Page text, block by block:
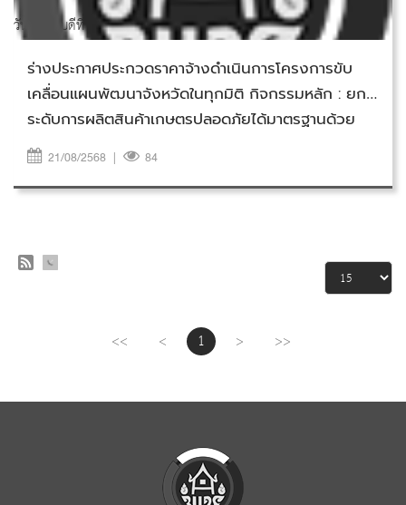
วันพฤหัสบดีที่ 21 สิงหาคม 2568
ร่างประกาศประกวดราคาจ้างดำเนินการโครงการขับ
เคลื่อนแผนพัฒนาจังหวัดในทุกมิติ กิจกรรมหลัก : ยก
ระดับการผลิตสินค้าเกษตรปลอดภัยได้มาตรฐานด้วย
แนวทาง BCG Model แบบบูรณาการสู่เศรษฐกิจ
ฐานราก กิจกรรม : ยกระดับการผลิตสินค้าเกษตร
ปลอดภัยได้มาตรฐาน ด้านพืช ประมง ปศุสัตว์ ด้วย
จังหวัดสมุทรปราการ ด้วยวิธีประกวดราคา
21/08/2568 | 84
<< < 1 > >>